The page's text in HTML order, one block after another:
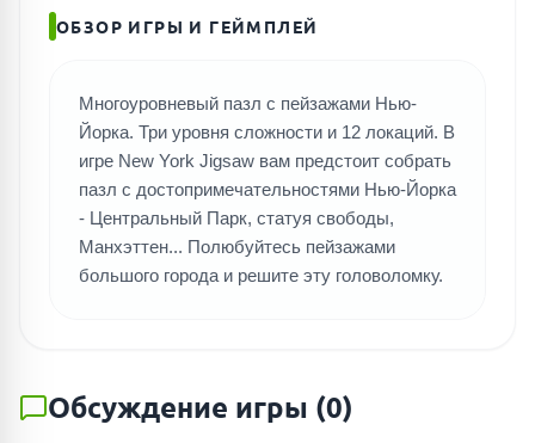
ОБЗОР ИГРЫ И ГЕЙМПЛЕЙ
Многоуровневый пазл с пейзажами Нью-
Йорка. Три уровня сложности и 12 локаций. В
игре New York Jigsaw вам предстоит собрать
пазл с достопримечательностями Нью-Йорка
- Центральный Парк, статуя свободы,
Манхэттен... Полюбуйтесь пейзажами
большого города и решите эту головоломку.
Обсуждение игры (0)